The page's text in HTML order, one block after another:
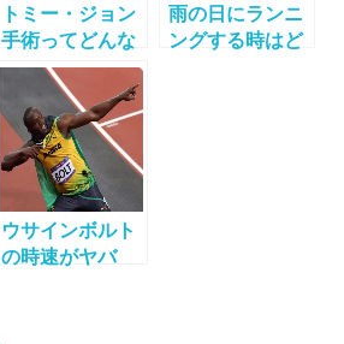
トミー・ジョン
手術ってどんな
方法？費用は？
【大谷翔平】
雨の日にランニ
ングする時はど
ウサインボルト
の時速がヤバ